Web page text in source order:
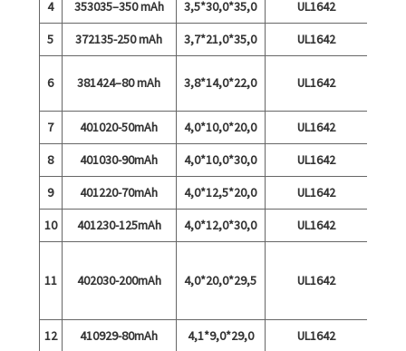
4
353035–350 mAh 3,5*30,0*35,0
UL1642
5
372135-250 mAh 3,7*21,0*35,0 UL1642
6 381424–80 mAh 3,8*14,0*22,0 UL1642
7
401020-50mAh 4,0*10,0*20,0
UL1642
8
401030-90mAh 4,0*10,0*30,0
UL1642
9
401220-70mAh 4,0*12,5*20,0
UL1642
10
401230-125mAh 4,0*12,0*30,0 UL1642
11 402030-200mAh 4,0*20,0*29,5 UL1642
12
410929-80mAh 4,1*9,0*29,0
UL1642